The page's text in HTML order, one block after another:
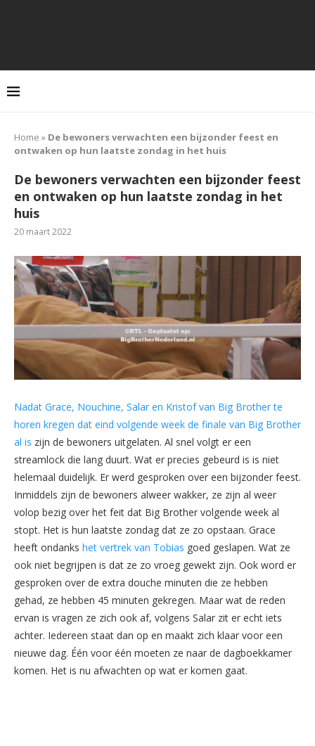
Home » De bewoners verwachten een bijzonder feest en
ontwaken op hun laatste zondag in het huis
De bewoners verwachten een bijzonder feest
en ontwaken op hun laatste zondag in het
huis
20 maart 2022
Nadat Grace, Nouchine, Salar en Kristof van Big Brother te
horen kregen dat eind volgende week de finale van Big Brother
al is zijn de bewoners uitgelaten. Al snel volgt er een
streamlock die lang duurt. Wat er precies gebeurd is is niet
helemaal duidelijk. Er werd gesproken over een bijzonder feest.
Inmiddels zijn de bewoners alweer wakker, ze zijn al weer
volop bezig over het feit dat Big Brother volgende week al
stopt. Het is hun laatste zondag dat ze zo opstaan. Grace
heeft ondanks het vertrek van Tobias goed geslapen. Wat ze
ook niet begrijpen is dat ze zo vroeg gewekt zijn. Ook word er
gesproken over de extra douche minuten die ze hebben
gehad, ze hebben 45 minuten gekregen. Maar wat de reden
ervan is vragen ze zich ook af, volgens Salar zit er echt iets
achter. Iedereen staat dan op en maakt zich klaar voor een
nieuwe dag. Één voor één moeten ze naar de dagboekkamer
komen. Het is nu afwachten op wat er komen gaat.